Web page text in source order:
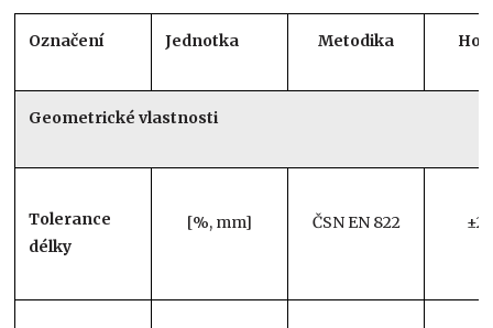
Označení Jednotka Metodika
Geometrické vlastnosti
Tolerance
délky
[%, mm] ČSN EN 822 ±2